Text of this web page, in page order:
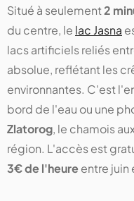
Situé à seulement2
du centre, le lac Jasna
lacs artificiels reliés
absolue, reflétant les
environnantes. C'est
bord de l'eau ou une
Zlatorog, le chamois
région. L'accès est
3€ de l'heureentre juin